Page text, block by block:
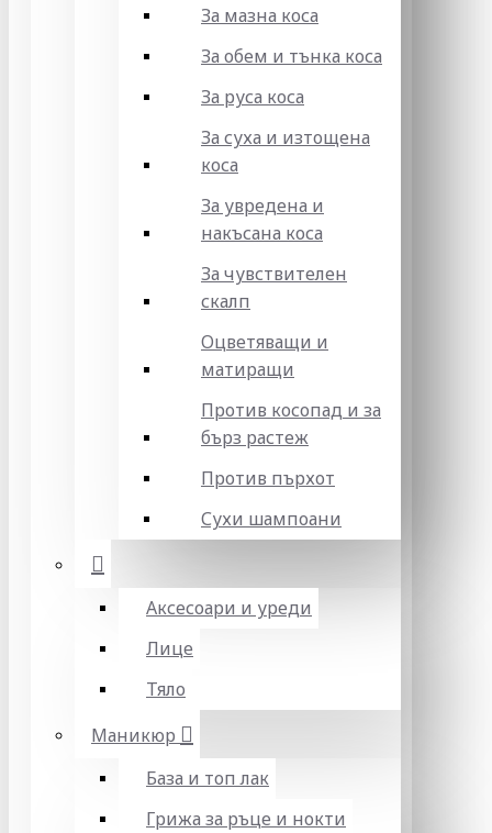
За мазна коса
За обем и тънка коса
За руса коса
За суха и изтощена
коса
За увредена и
накъсана коса
За чувствителен
скалп
Оцветяващи и
матиращи
Против косопад и за
бърз растеж
Против пърхот
Сухи шампоани
Аксесоари и уреди
Лице
Тяло
Маникюр
База и топ лак
Грижа за ръце и нокти